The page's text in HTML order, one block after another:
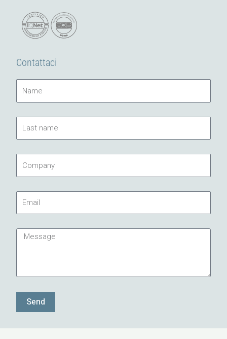
Contattaci
name
Message
Send